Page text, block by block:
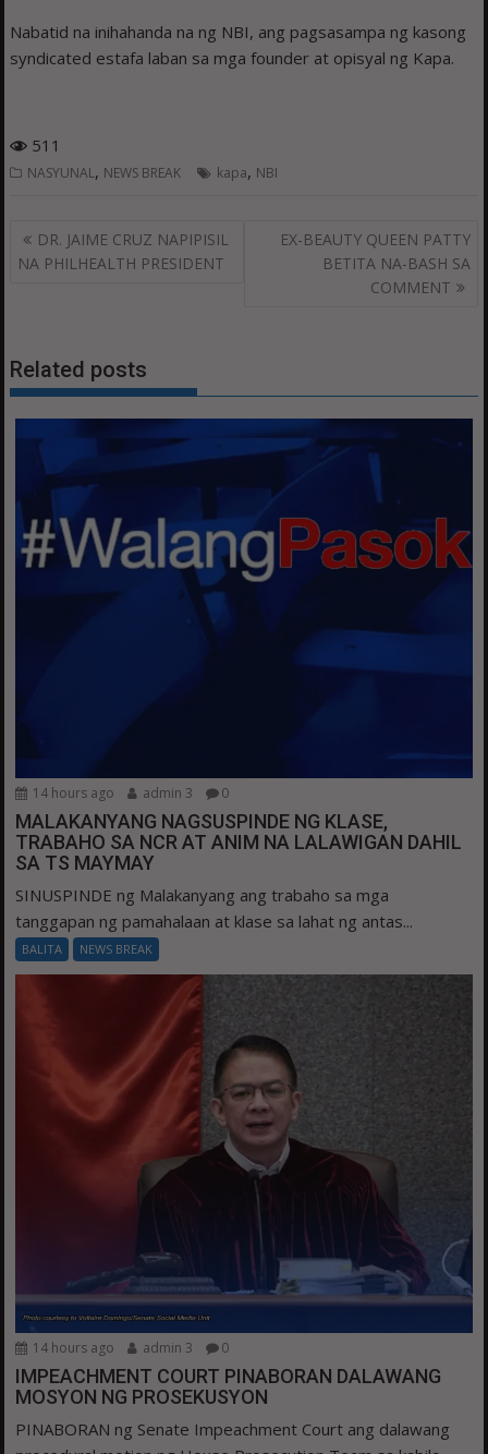
Nabatid na inihahanda na ng NBI, ang pagsasampa ng kasong
syndicated estafa laban sa mga founder at opisyal ng Kapa.
511
NASYUNAL, NEWS BREAK kapa, NBI
Post
navigation
DR. JAIME CRUZ NAPIPISIL
NA PHILHEALTH PRESIDENT
EX-BEAUTY QUEEN PATTY
BETITA NA-BASH SA
COMMENT
Related posts
14 hours ago admin 3 0
MALAKANYANG NAGSUSPINDE NG KLASE,
TRABAHO SA NCR AT ANIM NA LALAWIGAN DAHIL
SA TS MAYMAY
SINUSPINDE ng Malakanyang ang trabaho sa mga
tanggapan ng pamahalaan at klase sa lahat ng antas...
BALITA NEWS BREAK
14 hours ago admin 3 0
IMPEACHMENT COURT PINABORAN DALAWANG
MOSYON NG PROSEKUSYON
PINABORAN ng Senate Impeachment Court ang dalawang